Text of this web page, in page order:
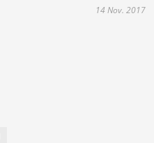
14 Nov. 2017